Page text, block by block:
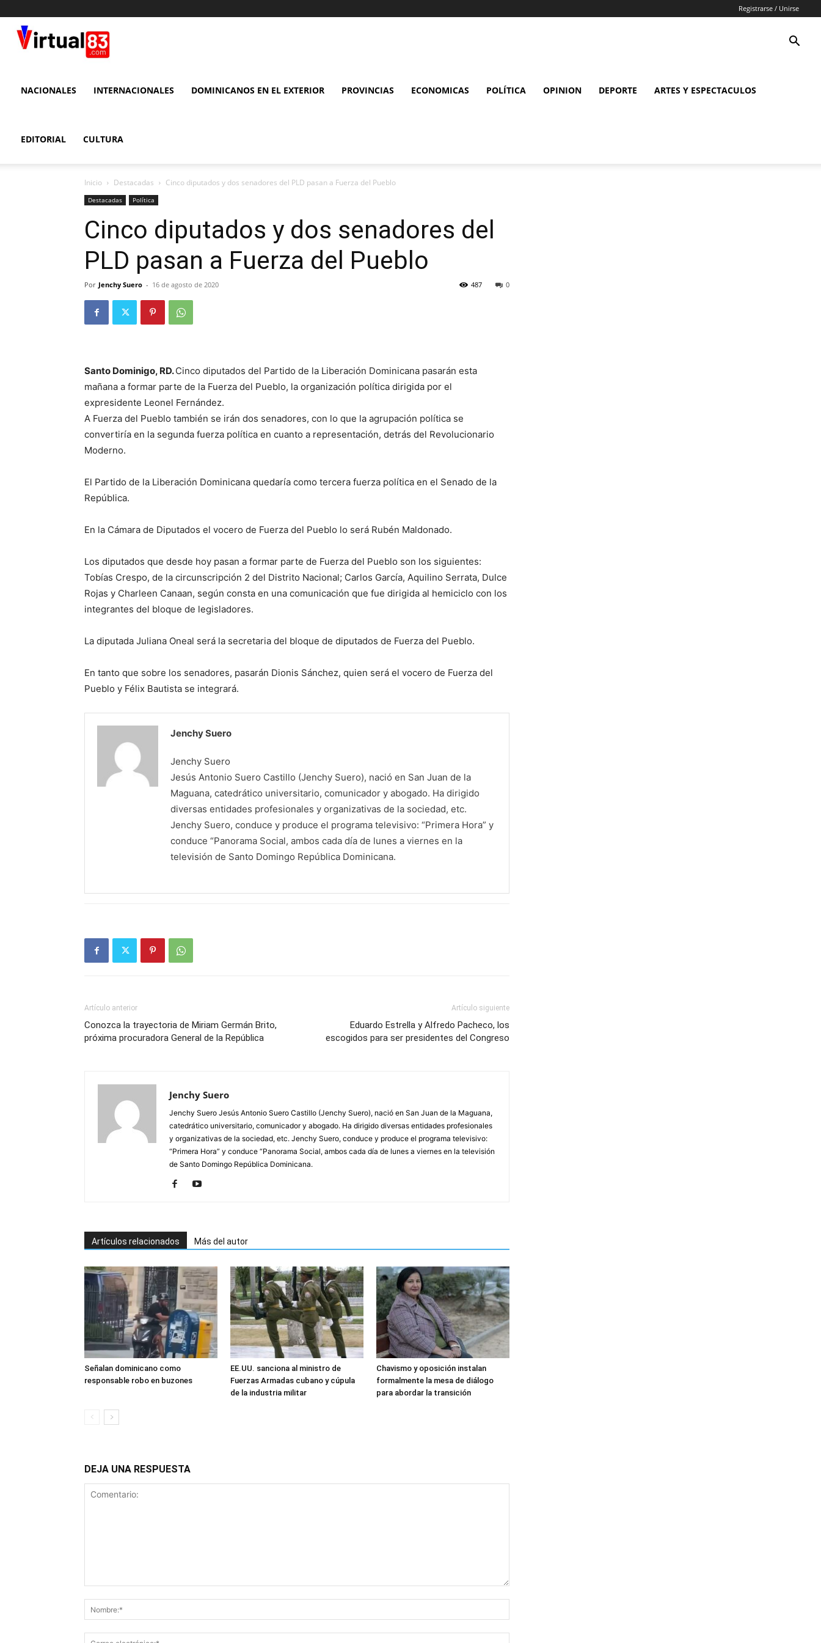
Registrarse / Unirse
83
NACIONALES INTERNACIONALES DOMINICANOS EN EL EXTERIOR PROVINCIAS ECONOMICAS POLÍTICA OPINION DEPORTE ARTES Y ESPECTACULOS
EDITORIAL CULTURA
Inicio Destacadas Cinco diputados y dos senadores del PLD pasan a Fuerza del Pueblo
Destacadas Política
Cinco diputados y dos senadores del
PLD pasan a Fuerza del Pueblo
Por Jenchy Suero - 16 de agosto de 2020 0
487
Santo Dominigo, RD.Cinco diputados del Partido de la Liberación Dominicana pasarán esta
mañana a formar parte de la Fuerza del Pueblo, la organización política dirigida por el
expresidente Leonel Fernández.
A Fuerza del Pueblo también se irán dos senadores, con lo que la agrupación política se
convertiría en la segunda fuerza política en cuanto a representación, detrás del Revolucionario
Moderno.
El Partido de la Liberación Dominicana quedaría como tercera fuerza política en el Senado de la
República.
En la Cámara de Diputados el vocero de Fuerza del Pueblo lo será Rubén Maldonado.
Los diputados que desde hoy pasan a formar parte de Fuerza del Pueblo son los siguientes:
Tobías Crespo, de la circunscripción 2 del Distrito Nacional; Carlos García, Aquilino Serrata, Dulce
Rojas y Charleen Canaan, según consta en una comunicación que fue dirigida al hemiciclo con los
integrantes del bloque de legisladores.
La diputada Juliana Oneal será la secretaria del bloque de diputados de Fuerza del Pueblo.
En tanto que sobre los senadores, pasarán Dionis Sánchez, quien será el vocero de Fuerza del
Pueblo y Félix Bautista se integrará.
Jenchy Suero
Jenchy Suero
Jesús Antonio Suero Castillo (Jenchy Suero), nació en San Juan de la
Maguana, catedrático universitario, comunicador y abogado. Ha dirigido
diversas entidades profesionales y organizativas de la sociedad, etc.
Jenchy Suero, conduce y produce el programa televisivo: “Primera Hora” y
conduce “Panorama Social, ambos cada día de lunes a viernes en la
televisión de Santo Domingo República Dominicana.
Artículo anterior
Conozca la trayectoria de Miriam Germán Brito,
próxima procuradora General de la República
Artículo siguiente
Eduardo Estrella y Alfredo Pacheco, los
escogidos para ser presidentes del Congreso
Jenchy Suero
Jenchy Suero Jesús Antonio Suero Castillo (Jenchy Suero), nació en San Juan de la Maguana,
catedrático universitario, comunicador y abogado. Ha dirigido diversas entidades profesionales
y organizativas de la sociedad, etc. Jenchy Suero, conduce y produce el programa televisivo:
“Primera Hora” y conduce “Panorama Social, ambos cada día de lunes a viernes en la televisión
de Santo Domingo República Dominicana.
Artículos relacionados Más del autor
Señalan dominicano como
responsable robo en buzones
EE.UU. sanciona al ministro de
Fuerzas Armadas cubano y cúpula
de la industria militar
Chavismo y oposición instalan
formalmente la mesa de diálogo
para abordar la transición
DEJA UNA RESPUESTA